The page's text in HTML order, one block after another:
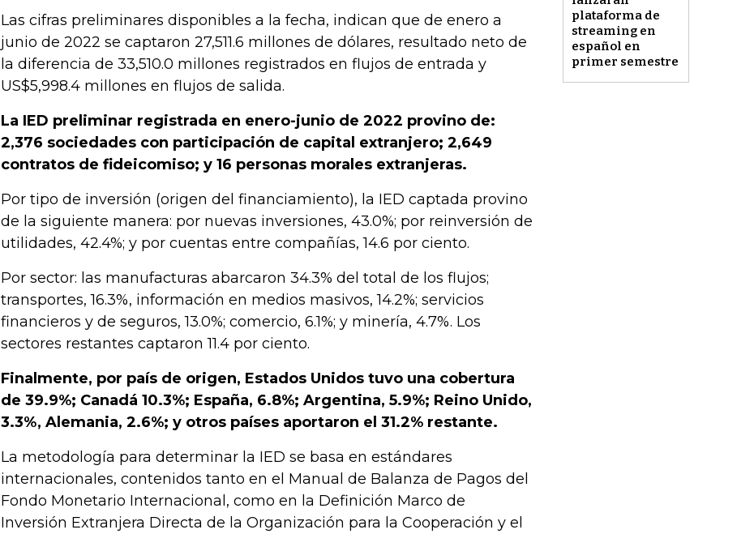
plataforma de
streaming en
español en
primer semestre
Las cifras preliminares disponibles a la fecha, indican que de enero a
junio de 2022 se captaron 27,511.6 millones de dólares, resultado neto de
la diferencia de 33,510.0 millones registrados en flujos de entrada y
US$5,998.4 millones en flujos de salida.
La IED preliminar registrada en enero-junio de 2022 provino de:
2,376 sociedades con participación de capital extranjero; 2,649
contratos de fideicomiso; y 16 personas morales extranjeras.
Por tipo de inversión (origen del financiamiento), la IED captada provino
de la siguiente manera: por nuevas inversiones, 43.0%; por reinversión de
utilidades, 42.4%; y por cuentas entre compañías, 14.6 por ciento.
Por sector: las manufacturas abarcaron 34.3% del total de los flujos;
transportes, 16.3%, información en medios masivos, 14.2%; servicios
financieros y de seguros, 13.0%; comercio, 6.1%; y minería, 4.7%. Los
sectores restantes captaron 11.4 por ciento.
Finalmente, por país de origen, Estados Unidos tuvo una cobertura
de 39.9%; Canadá 10.3%; España, 6.8%; Argentina, 5.9%; Reino Unido,
3.3%, Alemania, 2.6%; y otros países aportaron el 31.2% restante.
La metodología para determinar la IED se basa en estándares
internacionales, contenidos tanto en el Manual de Balanza de Pagos del
Fondo Monetario Internacional, como en la Definición Marco de
Inversión Extranjera Directa de la Organización para la Cooperación y el